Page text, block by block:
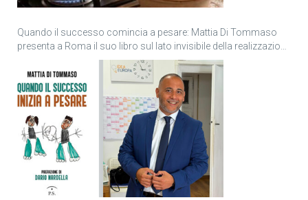
Quando il successo comincia a pesare: Mattia Di Tommaso
presenta a Roma il suo libro sul lato invisibile della realizzazione